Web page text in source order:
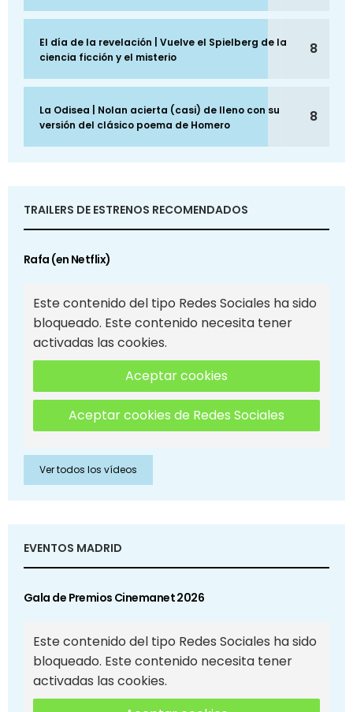
El día de la revelación | Vuelve el Spielberg de la
ciencia ficción y el misterio
8
La Odisea | Nolan acierta (casi) de lleno con su
versión del clásico poema de Homero
8
TRAILERS DE ESTRENOS RECOMENDADOS
Rafa (en Netflix)
Este contenido del tipo Redes Sociales ha sido
bloqueado. Este contenido necesita tener
activadas las cookies.
Aceptar cookies
Aceptar cookies de Redes Sociales
Ver todos los vídeos
EVENTOS MADRID
Gala de Premios Cinemanet 2026
Este contenido del tipo Redes Sociales ha sido
bloqueado. Este contenido necesita tener
activadas las cookies.